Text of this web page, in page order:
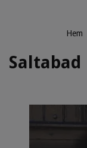
Hem
Saltabad